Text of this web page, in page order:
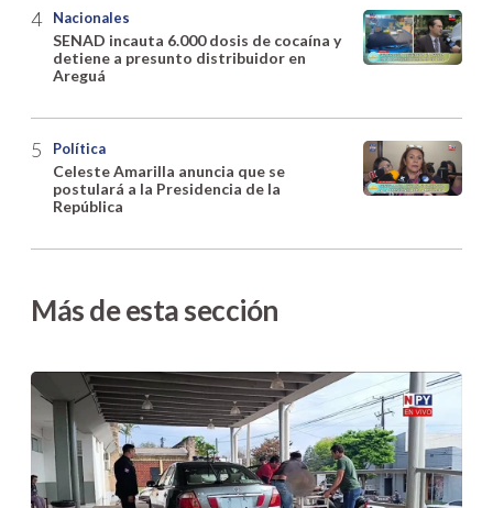
Nacionales
SENAD incauta 6.000 dosis de cocaína y
detiene a presunto distribuidor en
Areguá
Política
Celeste Amarilla anuncia que se
postulará a la Presidencia de la
República
Más de esta sección